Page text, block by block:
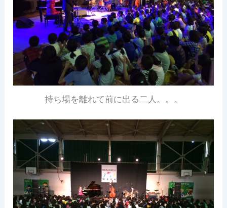
持ち場を離れて前に出る二人。。。